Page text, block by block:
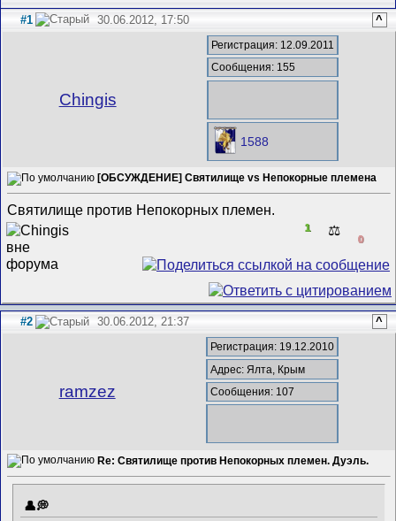
#1 30.06.2012, 17:50 ^
Chingis
Регистрация: 12.09.2011
Сообщения: 155
1588
[ОБСУЖДЕНИЕ] Святилище vs Непокорные племена
Святилище против Непокорных племен.
1 ⚖️
0
#2 30.06.2012, 21:37 ^
ramzez
Регистрация: 19.12.2010
Адрес: Ялта, Крым
Сообщения: 107
Re: Святилище против Непокорных племен. Дуэль.